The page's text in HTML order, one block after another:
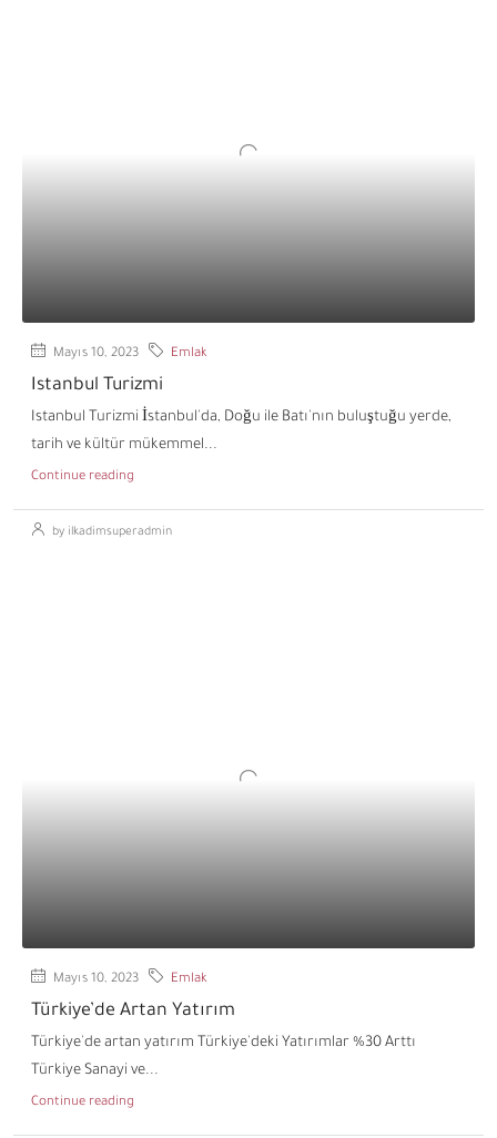
Mayıs 10, 2023 Emlak
Istanbul Turizmi
Istanbul Turizmi İstanbul'da, Doğu ile Batı'nın buluştuğu yerde,
tarih ve kültür mükemmel...
Continue reading
by ilkadimsuperadmin
Mayıs 10, 2023 Emlak
Türkiye’de Artan Yatırım
Türkiye'de artan yatırım Türkiye'deki Yatırımlar %30 Arttı
Türkiye Sanayi ve...
Continue reading